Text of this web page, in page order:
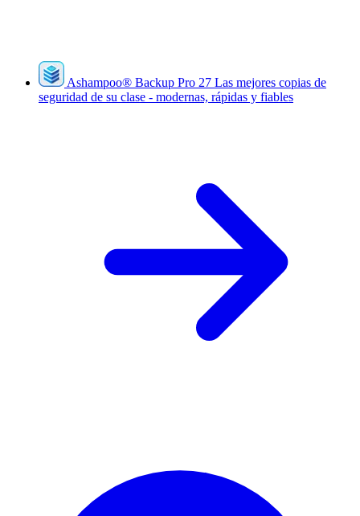
Ashampoo® Backup Pro 27 Las mejores copias de
seguridad de su clase - modernas, rápidas y fiables